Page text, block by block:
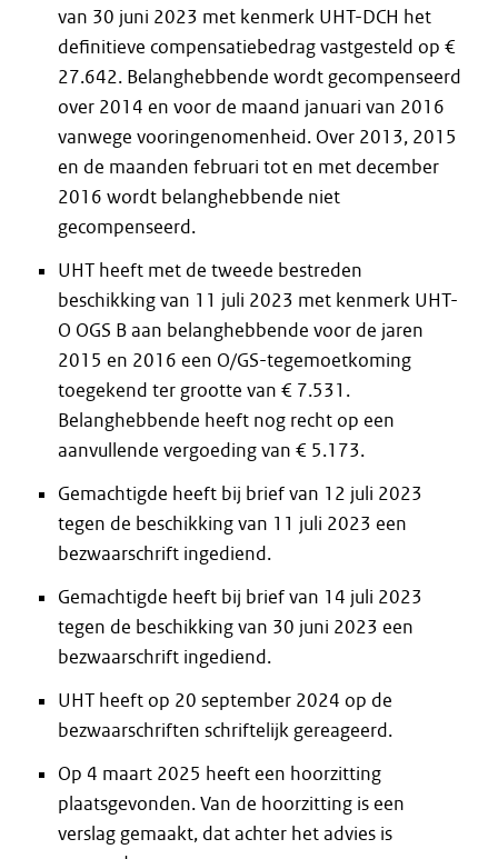
van 30 juni 2023 met kenmerk UHT-DCH het
definitieve compensatiebedrag vastgesteld op €
27.642. Belanghebbende wordt gecompenseerd
over 2014 en voor de maand januari van 2016
vanwege vooringenomenheid. Over 2013, 2015
en de maanden februari tot en met december
2016 wordt belanghebbende niet
gecompenseerd.
UHT heeft met de tweede bestreden
beschikking van 11 juli 2023 met kenmerk UHT-
O OGS B aan belanghebbende voor de jaren
2015 en 2016 een O/GS-tegemoetkoming
toegekend ter grootte van € 7.531.
Belanghebbende heeft nog recht op een
aanvullende vergoeding van € 5.173.
Gemachtigde heeft bij brief van 12 juli 2023
tegen de beschikking van 11 juli 2023 een
bezwaarschrift ingediend.
Gemachtigde heeft bij brief van 14 juli 2023
tegen de beschikking van 30 juni 2023 een
bezwaarschrift ingediend.
UHT heeft op 20 september 2024 op de
bezwaarschriften schriftelijk gereageerd.
Op 4 maart 2025 heeft een hoorzitting
plaatsgevonden. Van de hoorzitting is een
verslag gemaakt, dat achter het advies is